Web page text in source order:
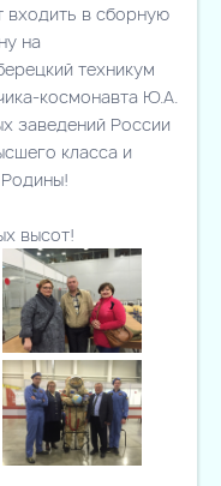
входить в сборную
на
техникум
космонавта Ю.А.
заведений России
класса и
высот!